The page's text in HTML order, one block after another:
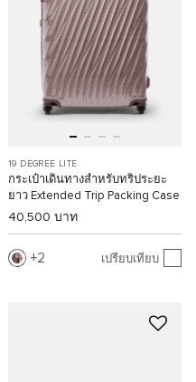
19 DEGREE LITE
กระเป๋าเดินทางสำหรับทริประยะ
ยาว Extended Trip Packing Case
40,500 บาท
2 เปรียบเทียบ